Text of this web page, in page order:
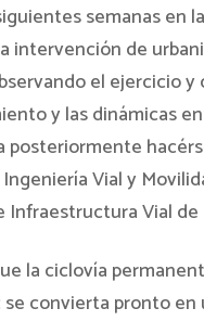
semanas en
intervención de
el ejercicio
y las dinámicas
posteriormente
Vial y
Infraestructura Vial
la ciclovía
convierta pronto en